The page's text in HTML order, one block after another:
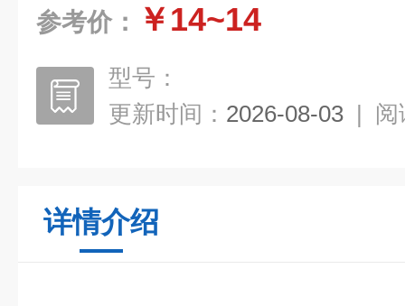
参考价： ￥14~14
型号：
更新时间： 2026-08-03 | 阅
详情介绍